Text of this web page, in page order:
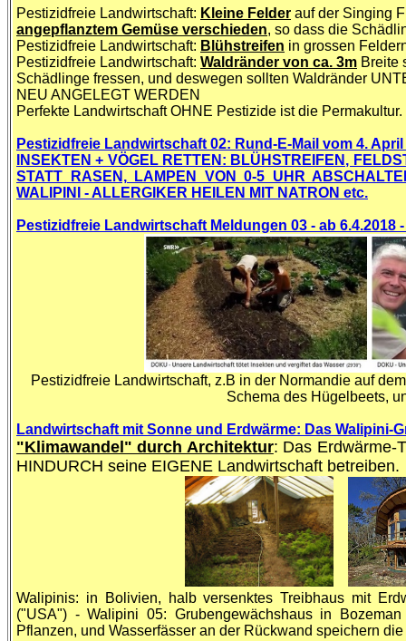
Pestizidfreie Landwirtschaft: Kleine Felder auf der Singing
angepflanztem Gemüse verschieden, so dass die
Pestizidfreie Landwirtschaft: Blühstreifen in grossen
Pestizidfreie Landwirtschaft: Waldränder von ca. 3m Breite
Schädlinge fressen, und deswegen sollten Waldränder
NEU ANGELEGT WERDEN
Perfekte Landwirtschaft OHNE Pestizide ist die Permakultur.
Pestizidfreie Landwirtschaft 02: Rund-E-Mail vom 4. April
INSEKTEN + VÖGEL RETTEN: BLÜHSTREIFEN,
STATT RASEN, LAMPEN VON 0-5 UHR
WALIPINI - ALLERGIKER HEILEN MIT NATRON etc.
Pestizidfreie Landwirtschaft Meldungen 03 - ab 6.4.2018
Pestizidfreie Landwirtschaft, z.B in der Normandie auf
Schema des Hügelbeets,
Landwirtschaft mit Sonne und Erdwärme: Das Walipini-
"Klimawandel" durch Architektur: Das Erdwärme-
HINDURCH seine EIGENE Landwirtschaft betreiben.
Walipinis: in Bolivien, halb versenktes Treibhaus mit
("USA") - Walipini 05: Grubengewächshaus in
Pflanzen, und Wasserfässer an der Rückwand speichern